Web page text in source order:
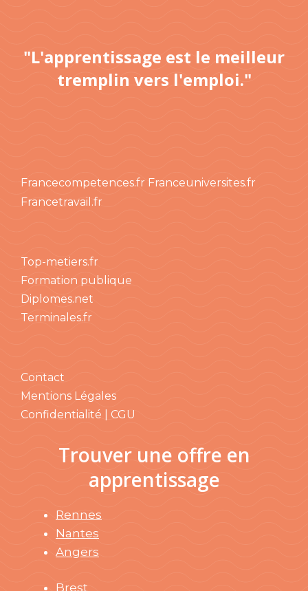
"L'apprentissage est le meilleur
tremplin vers l'emploi."
Francecompetences.fr Franceuniversites.fr
Francetravail.fr
Top-metiers.fr
Formation publique
Diplomes.net
Terminales.fr
Contact
Mentions Légales
Confidentialité | CGU
Trouver une offre en
apprentissage
Rennes
Nantes
Angers
Brest